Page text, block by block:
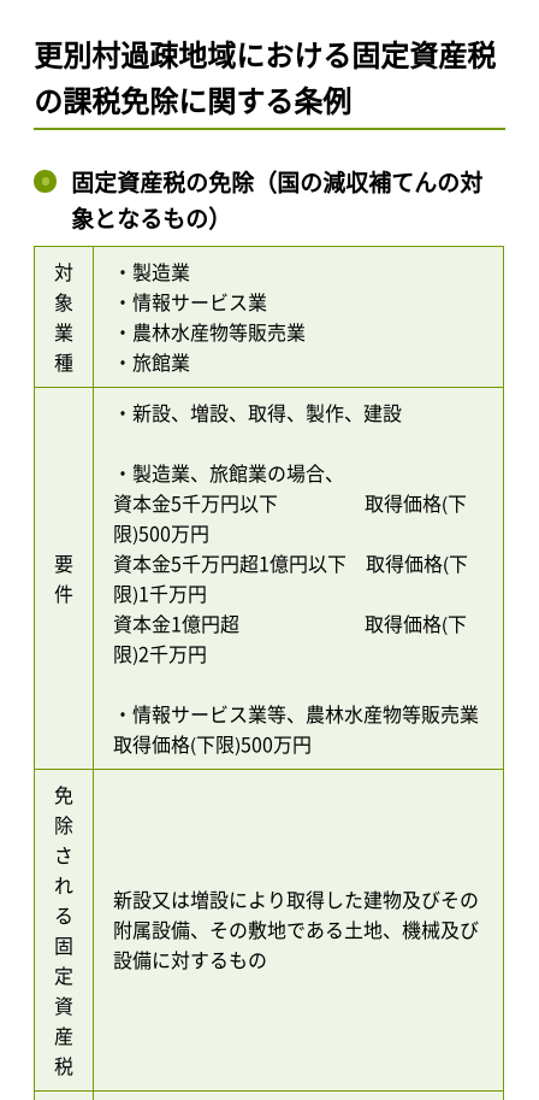
更別村過疎地域における固定資産税
の課税免除に関する条例
固定資産税の免除（国の減収補てんの対
象となるもの）
対
象
業
種
・製造業
・情報サービス業
・農林水産物等販売業
・旅館業
要
件
・新設、増設、取得、製作、建設
・製造業、旅館業の場合、
資本金5千万円以下 取得価格(下
限)500万円
資本金5千万円超1億円以下 取得価格(下
限)1千万円
資本金1億円超 取得価格(下
限)2千万円
・情報サービス業等、農林水産物等販売業
取得価格(下限)500万円
免
除
さ
れ
る
固
定
資
産
税
新設又は増設により取得した建物及びその
附属設備、その敷地である土地、機械及び
設備に対するもの